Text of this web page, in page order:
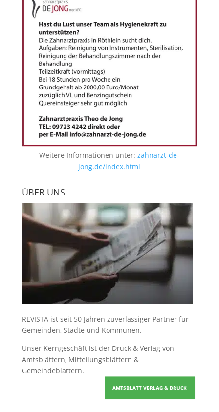
Weitere Informationen unter:zahnarzt-de-
jong.de/index.html
ÜBER UNS
REVISTA ist seit 50 Jahren zuverlässiger Partner für
Gemeinden, Städte und Kommunen.
Unser Kerngeschäft ist der Druck & Verlag von
Amtsblättern, Mitteilungsblättern &
Gemeindeblättern.
AMTSBLATT VERLAG & DRUCK